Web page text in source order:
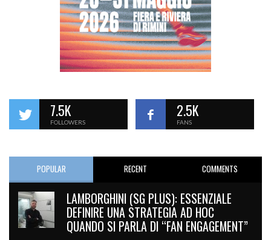
7.5K
FOLLOWERS
2.5K
FANS
POPULAR RECENT COMMENTS
LAMBORGHINI (SG PLUS): ESSENZIALE
DEFINIRE UNA STRATEGIA AD HOC
QUANDO SI PARLA DI “FAN ENGAGEMENT”